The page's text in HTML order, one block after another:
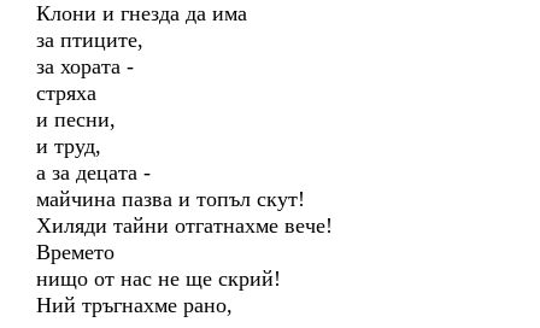
Клони и гнезда да има
за птиците,
за хората -
стряха
и песни,
и труд,
а за децата -
майчина пазва и топъл скут!
Хиляди тайни отгатнахме вече!
Времето
нищо от нас не ще скрий!
Ний тръгнахме рано,